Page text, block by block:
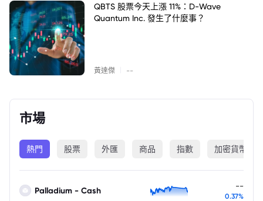
QBTS 股票今天上漲 11%：D-Wave
Quantum Inc. 發生了什麼事？
黃達傑 --
市場
熱門 股票 外匯 商品 指數 加密貨幣
Palladium - Cash --
0.37%